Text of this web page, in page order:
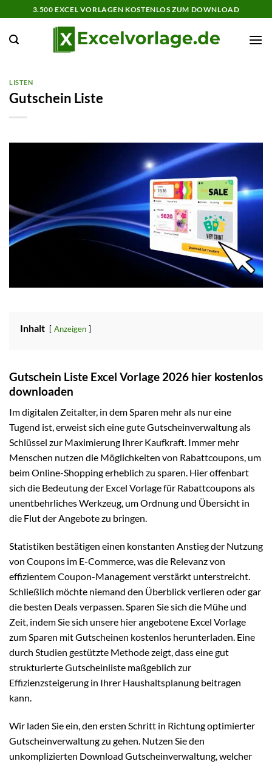
Inhalt
springen
3.500 EXCEL VORLAGEN KOSTENLOS ZUM DOWNLOAD
LISTEN
Gutschein Liste
Inhalt Anzeigen
Gutschein Liste Excel Vorlage 2026 hier kostenlos
downloaden
Im digitalen Zeitalter, in dem Sparen mehr als nur eine
Tugend ist, erweist sich eine gute Gutscheinverwaltung als
Schlüssel zur Maximierung Ihrer Kaufkraft. Immer mehr
Menschen nutzen die Möglichkeiten von Rabattcoupons, um
beim Online-Shopping erheblich zu sparen. Hier offenbart
sich die Bedeutung der Excel Vorlage für Rabattcoupons als
unentbehrliches Werkzeug, um Ordnung und Übersicht in
die Flut der Angebote zu bringen.
Statistiken bestätigen einen konstanten Anstieg der Nutzung
von Coupons im E-Commerce, was die Relevanz von
effizientem Coupon-Management verstärkt unterstreicht.
Schließlich möchte niemand den Überblick verlieren oder gar
die besten Deals verpassen. Sparen Sie sich die Mühe und
Zeit, indem Sie sich unsere hier angebotene Excel Vorlage
zum Sparen mit Gutscheinen kostenlos herunterladen. Eine
durch Studien gestützte Methode zeigt, dass eine gut
strukturierte Gutscheinliste maßgeblich zur
Effizienzsteigerung in Ihrer Haushaltsplanung beitragen
kann.
Wir laden Sie ein, den ersten Schritt in Richtung optimierter
Gutscheinverwaltung zu gehen. Nutzen Sie den
unkomplizierten Download Gutscheinverwaltung, welcher